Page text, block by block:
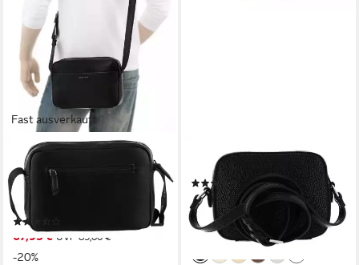
Fast ausverkauft
VALENTINO BAGS
Umhängetasche CROSSBODY
HORIZON, Herrentasche
Schultertasche
67,95 € UVP 85,00 €
-20%
VALENTINO BAGS
Umhängetasche Divina
(7)
55,25 € UVP 65,00 €
-15%
lieferbar - in 2-3 Werktagen bei dir